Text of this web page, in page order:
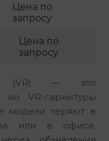
(VR) — это
но VR-гарнитуры
модели теряют в
или в офисе.
Цена по
запросу
Цена по
запросу